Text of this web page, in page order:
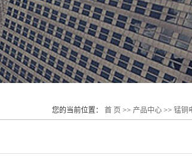
您的当前位置： 首 页 >> 产品中心 >> 锰铜